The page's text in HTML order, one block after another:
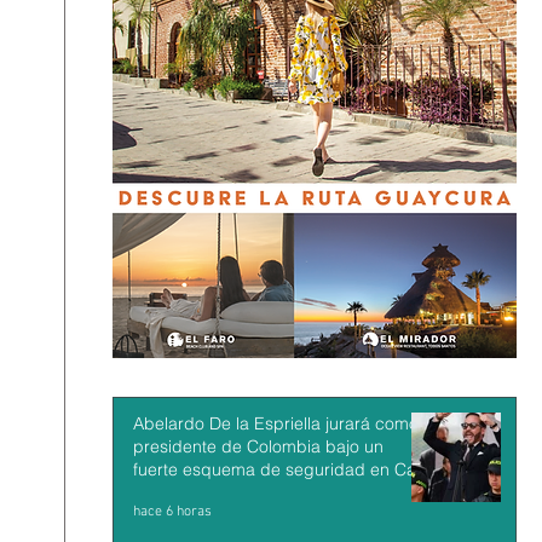
Abelardo De la Espriella jurará como
presidente de Colombia bajo un
fuerte esquema de seguridad en Cali
hace 6 horas